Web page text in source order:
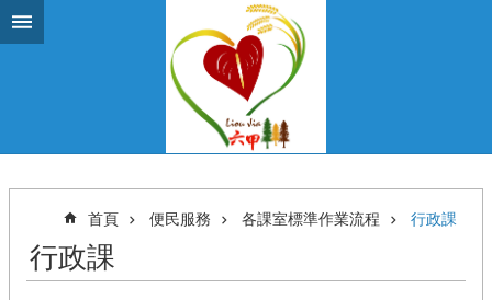
跳到主要內容區塊
首頁 便民服務 各課室標準作業流程 行政課
行政課